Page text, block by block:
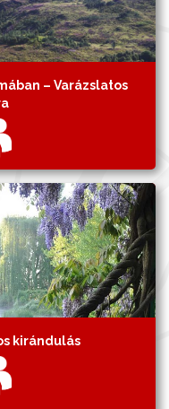
– Varázslatos
kirándulás